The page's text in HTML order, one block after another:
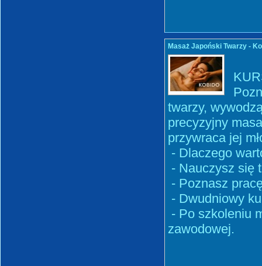
Masaż Japoński Twarzy -
twarzy,
precyzyjny
przywraca jej
- Dlaczego
- Nauczysz się
- Poznasz
- Dwudniowy
- Po szkoleniu
zawodowej.